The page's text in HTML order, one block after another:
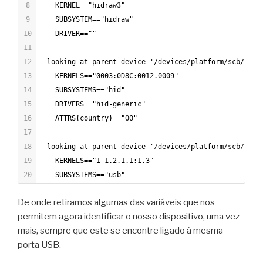
8
    KERNEL=="hidraw3"
9
    SUBSYSTEM=="hidraw"
10
    DRIVER==""
11
12
looking at parent device '/devices/platform/scb/
13
    KERNELS=="0003:0D8C:0012.0009"
14
    SUBSYSTEMS=="hid"
15
    DRIVERS=="hid-generic"
16
    ATTRS{country}=="00"
17
18
looking at parent device '/devices/platform/scb/
19
    KERNELS=="1-1.2.1.1:1.3"
20
    SUBSYSTEMS=="usb"
22
    ATTRS{bInterfaceNumber}=="03"
23
    ATTRS{bAlternateSetting}==" 0"
24
    ATTRS{bInterfaceClass}=="03"
25
    ATTRS{bInterfaceSubClass}=="00"
De onde retiramos algumas das variáveis que nos
permitem agora identificar o nosso dispositivo, uma vez
mais, sempre que este se encontre ligado à mesma
porta USB.